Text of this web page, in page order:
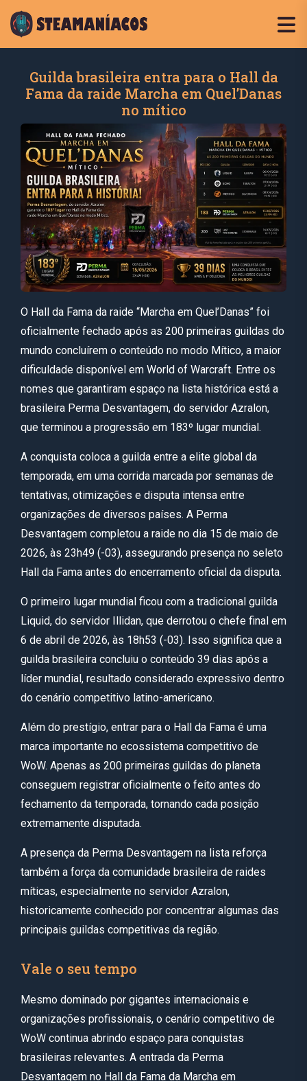
Guilda brasileira entra para o Hall da
Fama da raide Marcha em Quel’Danas
no mítico
O Hall da Fama da raide “Marcha em Quel’Danas” foi
oficialmente fechado após as 200 primeiras guildas do
mundo concluírem o conteúdo no modo Mítico, a maior
dificuldade disponível em World of Warcraft. Entre os
nomes que garantiram espaço na lista histórica está a
brasileira Perma Desvantagem, do servidor Azralon,
que terminou a progressão em 183º lugar mundial.
A conquista coloca a guilda entre a elite global da
temporada, em uma corrida marcada por semanas de
tentativas, otimizações e disputa intensa entre
organizações de diversos países. A Perma
Desvantagem completou a raide no dia 15 de maio de
2026, às 23h49 (-03), assegurando presença no seleto
Hall da Fama antes do encerramento oficial da disputa.
O primeiro lugar mundial ficou com a tradicional guilda
Liquid, do servidor Illidan, que derrotou o chefe final em
6 de abril de 2026, às 18h53 (-03). Isso significa que a
guilda brasileira concluiu o conteúdo 39 dias após a
líder mundial, resultado considerado expressivo dentro
do cenário competitivo latino-americano.
Além do prestígio, entrar para o Hall da Fama é uma
marca importante no ecossistema competitivo de
WoW. Apenas as 200 primeiras guildas do planeta
conseguem registrar oficialmente o feito antes do
fechamento da temporada, tornando cada posição
extremamente disputada.
A presença da Perma Desvantagem na lista reforça
também a força da comunidade brasileira de raides
míticas, especialmente no servidor Azralon,
historicamente conhecido por concentrar algumas das
principais guildas competitivas da região.
Vale o seu tempo
Mesmo dominado por gigantes internacionais e
organizações profissionais, o cenário competitivo de
WoW continua abrindo espaço para conquistas
brasileiras relevantes. A entrada da Perma
Desvantagem no Hall da Fama da Marcha em